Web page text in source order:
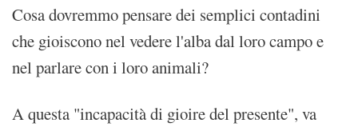
Cosa dovremmo pensare dei semplici contadini
che gioiscono nel vedere l'alba dal loro campo e
nel parlare con i loro animali?
A questa "incapacità di gioire del presente", va